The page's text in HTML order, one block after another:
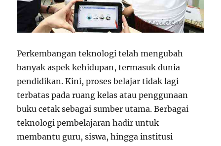
Perkembangan teknologi telah mengubah
banyak aspek kehidupan, termasuk dunia
pendidikan. Kini, proses belajar tidak lagi
terbatas pada ruang kelas atau penggunaan
buku cetak sebagai sumber utama. Berbagai
teknologi pembelajaran hadir untuk
membantu guru, siswa, hingga institusi